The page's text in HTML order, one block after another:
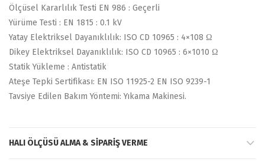
Ölçüsel Kararlılık Testi EN 986 : Geçerli
Yürüme Testi : EN 1815 : 0.1 kV
Yatay Elektriksel Dayanıklılık: ISO CD 10965 : 4×108 Ω
Dikey Elektriksel Dayanıklılık: ISO CD 10965 : 6×1010 Ω
Statik Yükleme : Antistatik
Ateşe Tepki Sertifikası: EN ISO 11925-2 EN ISO 9239-1
Tavsiye Edilen Bakım Yöntemi: Yıkama Makinesi.
HALI ÖLÇÜSÜ ALMA & SIPARIŞ VERME